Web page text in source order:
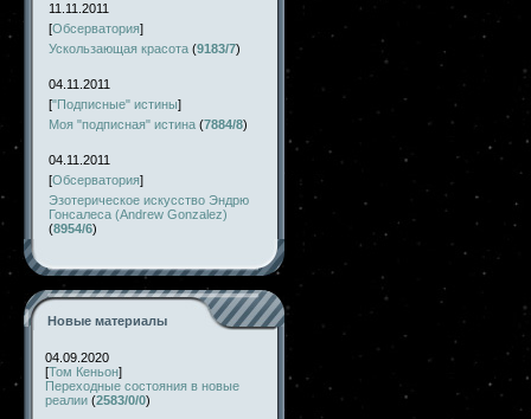
11.11.2011
[Обсерватория]
Ускользающая красота (9183/7)
04.11.2011
["Подписные" истины]
Моя "подписная" истина (7884/8)
04.11.2011
[Обсерватория]
Эзотерическое искусство Эндрю
Гонсалеса (Andrew Gonzalez)
(8954/6)
Новые материалы
04.09.2020
[Том Кеньон]
Переходные состояния в новые
реалии (2583/0/0)